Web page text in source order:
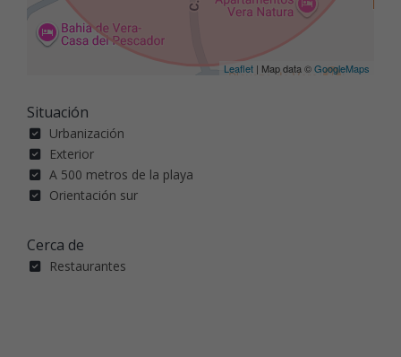
Leaflet | Map data ©GoogleMaps
Situación
Urbanización
Exterior
A 500 metros de la playa
Orientación sur
Cerca de
Restaurantes